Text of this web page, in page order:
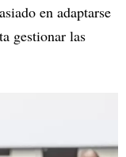
en adaptarse
gestionar las